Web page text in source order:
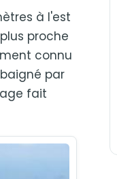
à l'est
proche
connu
par
fait